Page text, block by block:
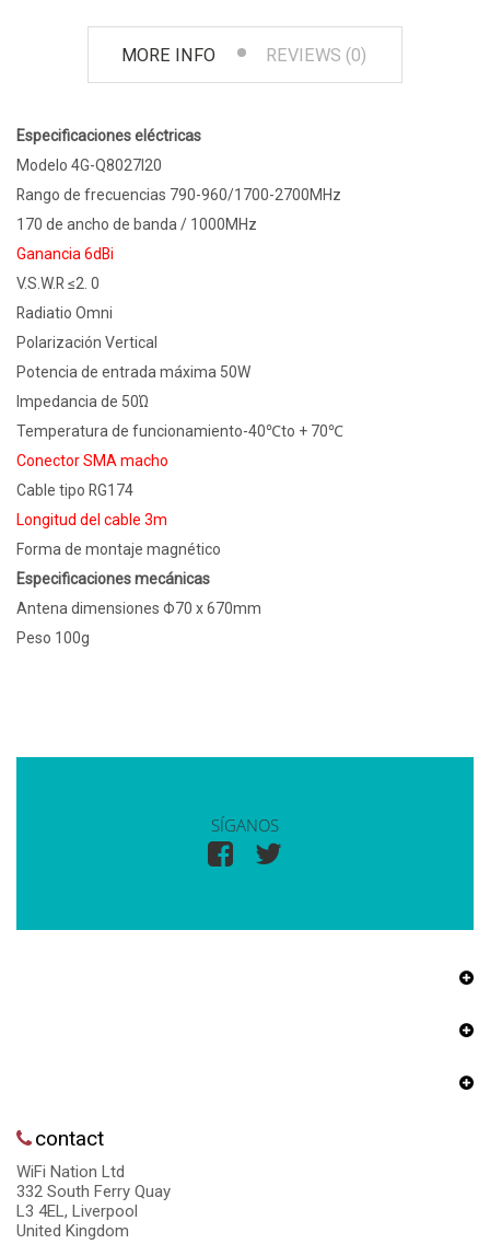
MORE INFO REVIEWS (0)
Especificaciones eléctricas
Modelo 4G-Q8027I20
Rango de frecuencias 790-960/1700-2700MHz
170 de ancho de banda / 1000MHz
Ganancia 6dBi
V.S.W.R ≤2. 0
Radiatio Omni
Polarización Vertical
Potencia de entrada máxima 50W
Impedancia de 50Ώ
Temperatura de funcionamiento-40℃to + 70℃
Conector SMA macho
Cable tipo RG174
Longitud del cable 3m
Forma de montaje magnético
Especificaciones mecánicas
Antena dimensiones Φ70 x 670mm
Peso 100g
SÍGANOS
contact
WiFi Nation Ltd
332 South Ferry Quay
L3 4EL, Liverpool
United Kingdom